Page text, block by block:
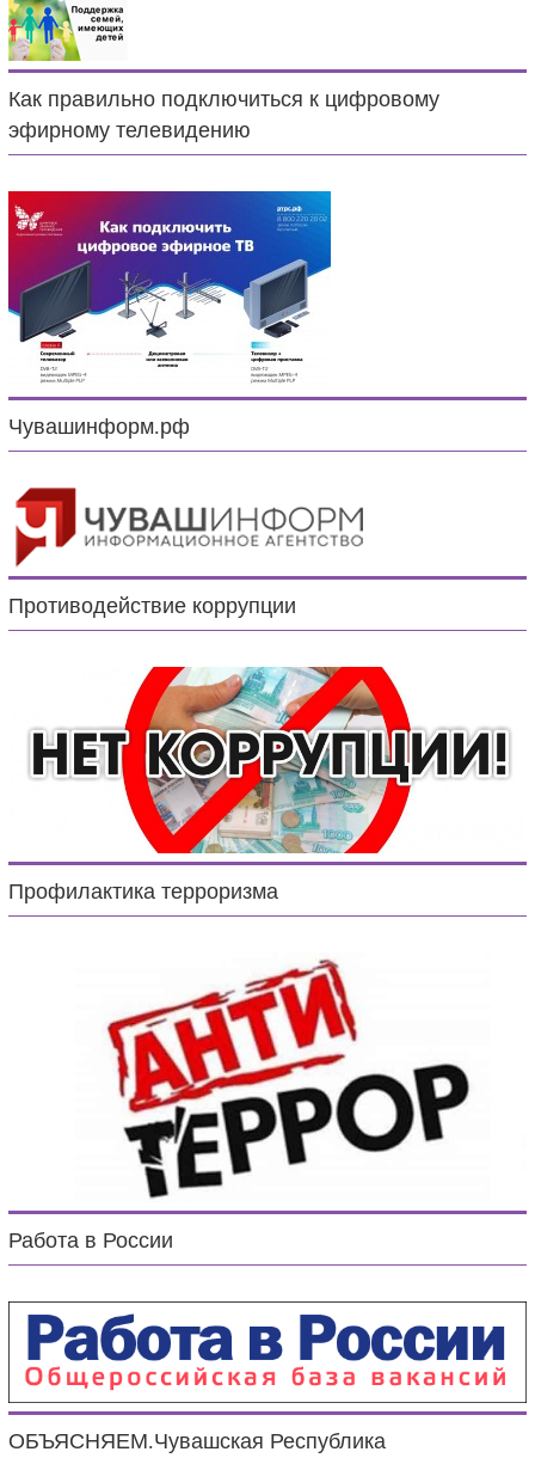
Как правильно подключиться к цифровому
эфирному телевидению
Чувашинформ.рф
Противодействие коррупции
Профилактика терроризма
Работа в России
ОБЪЯСНЯЕМ.Чувашская Республика